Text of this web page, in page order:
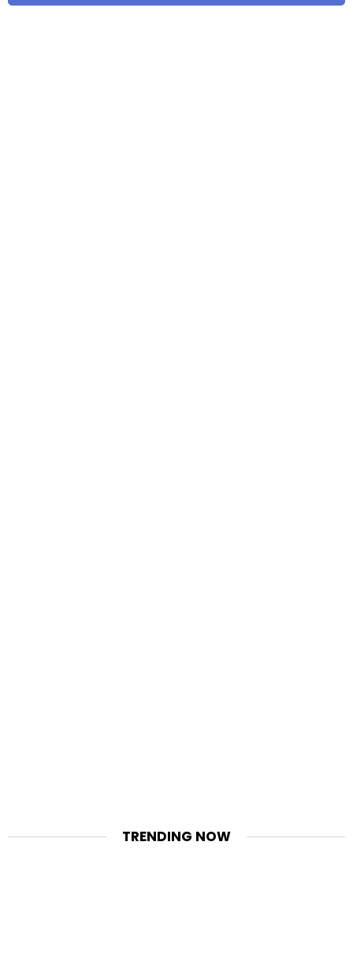
TRENDING NOW